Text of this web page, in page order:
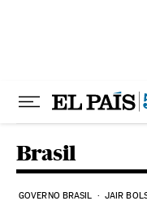
Brasil
GOVERNO BRASIL JAIR